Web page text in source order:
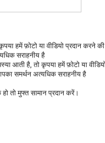
हमें फ़ोटो या वीडियो प्रदान
सराहनीय है
आती है, तो कृपया हमें फ़ोटो या
समर्थन अत्यधिक सराहनीय है
तो मुफ्त सामान प्रदान करें।